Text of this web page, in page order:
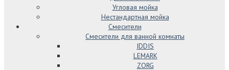
Угловая мойка
Нестандартная мойка
Смесители
Смесители для ванной комнаты
IDDIS
LEMARK
ZORG